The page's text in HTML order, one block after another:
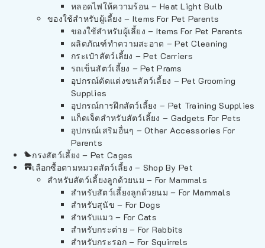
หลอดไฟให้ความร้อน – Heat Light Bulb
ของใช้สำหรับผู้เลี้ยง – Items For Pet Parents
ของใช้สำหรับผู้เลี้ยง – Items For Pet Parents
ผลิตภัณฑ์ทำความสะอาด – Pet Cleaning
กระเป๋าสัตว์เลี้ยง – Pet Carriers
รถเข็นสัตว์เลี้ยง – Pet Prams
อุปกรณ์ตัดแต่งขนสัตว์เลี้ยง – Pet Grooming
Supplies
อุปกรณ์การฝึกสัตว์เลี้ยง – Pet Training Supplies
แก็ดเจ็ตสำหรับสัตว์เลี้ยง – Gadgets For Pets
อุปกรณ์เสริมอื่นๆ – Other Accessories For
Parents
กรงสัตว์เลี้ยง – Pet Cages
เลือกซื้อตามหมวดสัตว์เลี้ยง – Shop By Pet
สำหรับสัตว์เลี้ยงลูกด้วยนม – For Mammals
สำหรับสัตว์เลี้ยงลูกด้วยนม – For Mammals
สำหรับสุนัข – For Dogs
สำหรับแมว – For Cats
สำหรับกระต่าย – For Rabbits
สำหรับกระรอก – For Squirrels